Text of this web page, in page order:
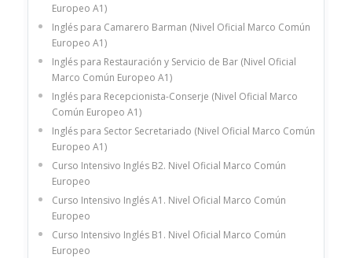
Europeo A1)
Inglés para Camarero Barman (Nivel Oficial Marco Común
Europeo A1)
Inglés para Restauración y Servicio de Bar (Nivel Oficial
Marco Común Europeo A1)
Inglés para Recepcionista-Conserje (Nivel Oficial Marco
Común Europeo A1)
Inglés para Sector Secretariado (Nivel Oficial Marco Común
Europeo A1)
Curso Intensivo Inglés B2. Nivel Oficial Marco Común
Europeo
Curso Intensivo Inglés A1. Nivel Oficial Marco Común
Europeo
Curso Intensivo Inglés B1. Nivel Oficial Marco Común
Europeo